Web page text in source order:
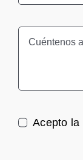
Acepto la